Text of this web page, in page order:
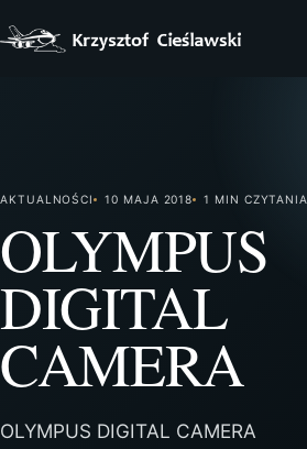
do
treści
AKTUALNOŚCI 10 MAJA 2018 1 MIN CZYTANIA
OLYMPUS
DIGITAL
CAMERA
OLYMPUS DIGITAL CAMERA